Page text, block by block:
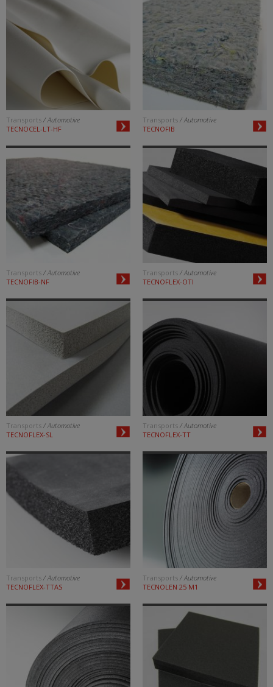
Transports / Automotive
TECNOCEL-LT-HF
Transports / Automotive
TECNOFIB
Transports / Automotive
TECNOFIB-NF
Transports / Automotive
TECNOFLEX-OTI
Transports / Automotive
TECNOFLEX-SL
Transports / Automotive
TECNOFLEX-TT
Transports / Automotive
TECNOFLEX-TTAS
Transports / Automotive
TECNOLEN 25 M1